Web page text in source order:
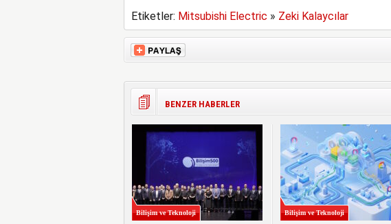
Etiketler: Mitsubishi Electric » Zeki Kalaycılar
BENZER HABERLER
Bilişim ve Teknoloji Bilişim ve Teknoloji